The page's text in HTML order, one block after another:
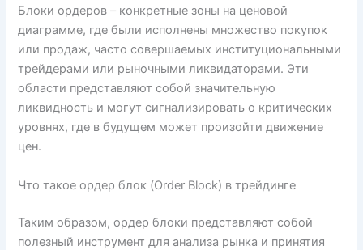
Блоки ордеров – конкретные зоны на ценовой
диаграмме, где были исполнены множество покупок
или продаж, часто совершаемых институциональными
трейдерами или рыночными ликвидаторами. Эти
области представляют собой значительную
ликвидность и могут сигнализировать о критических
уровнях, где в будущем может произойти движение
цен.
Что такое ордер блок (Order Block) в трейдинге
Таким образом, ордер блоки представляют собой
полезный инструмент для анализа рынка и принятия